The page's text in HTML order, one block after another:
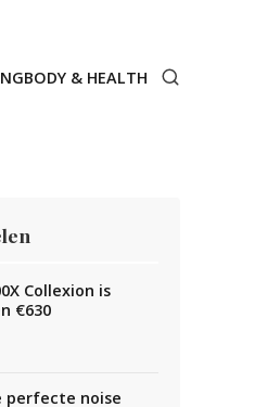
BODY & HEALTH
Collexion is
€630
perfecte noise